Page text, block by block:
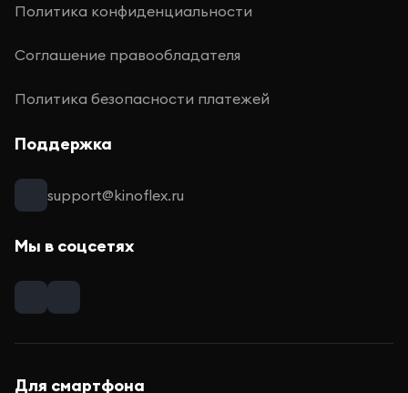
Политика конфиденциальности
Соглашение правообладателя
Политика безопасности платежей
Поддержка
support@kinoflex.ru
Мы в соцсетях
Для смартфона